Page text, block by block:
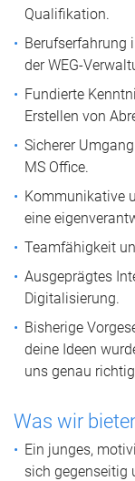
Qualifikation.
Berufserfahrung
der WEG-
Fundierte
Erstellen von
Sicherer
MS Office.
Kommunikative
eine
Teamfähigkeit
Ausgeprägtes
Digitalisierung.
Bisherige
deine Ideen
uns genau
Was wir
Ein junges,
sich gegenseitig